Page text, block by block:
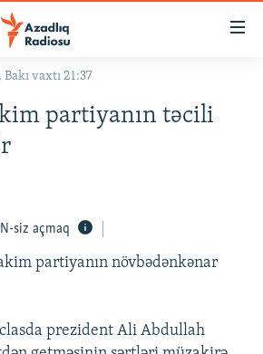
vaxtı 21:37
partiyanın təcili
siz açmaq
partiyanın növbədənkənar
prezident Ali Abdullah